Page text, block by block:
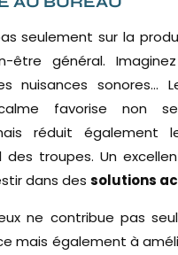
seulement sur la
être général.
nuisances sonores…
favorise non
réduit également
troupes. Un
dans des solutions
ne contribue pas
mais également à